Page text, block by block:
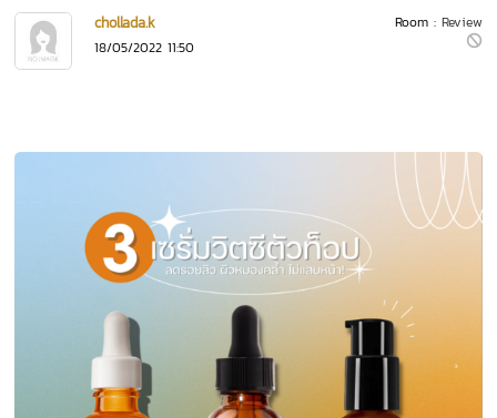
Room : Review
chollada.k
18/05/2022 11:50